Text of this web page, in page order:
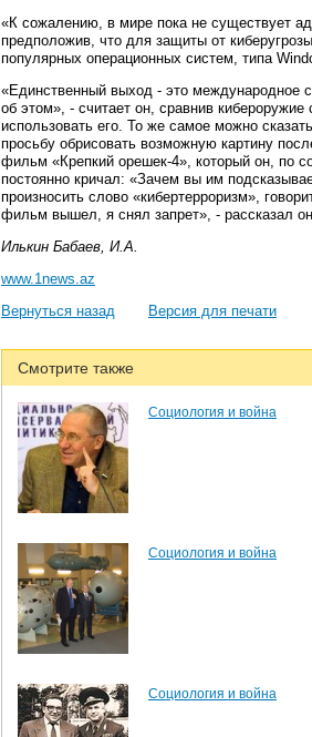
«К сожалению, в мире пока не существует
предположив, что для защиты от
популярных операционных систем, типа
«Единственный выход - это международное
об этом», - считает он, сравнив
использовать его. То же самое можно
просьбу обрисовать возможную картину
фильм «Крепкий орешек-4», который он, по
постоянно кричал: «Зачем вы им
произносить слово «кибертерроризм»,
фильм вышел, я снял запрет», - рассказал он.
Илькин Бабаев, И.А.
www.1news.az
Вернуться назад
Версия для печати
Смотрите также
Социология и война
Социология и война
Социология и война